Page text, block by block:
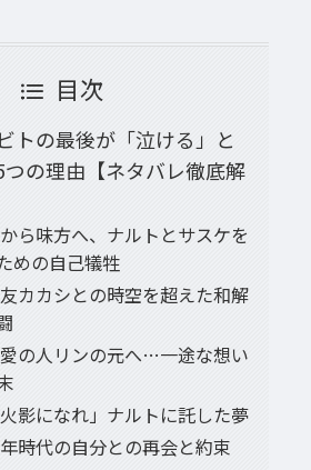
目次
トの最後が「泣ける」と
つの理由【ネタバレ徹底解
ら味方へ、ナルトとサスケを
めの自己犠牲
カカシとの時空を超えた和解
の人リンの元へ…一途な想い
影になれ」ナルトに託した夢
時代の自分との再会と約束